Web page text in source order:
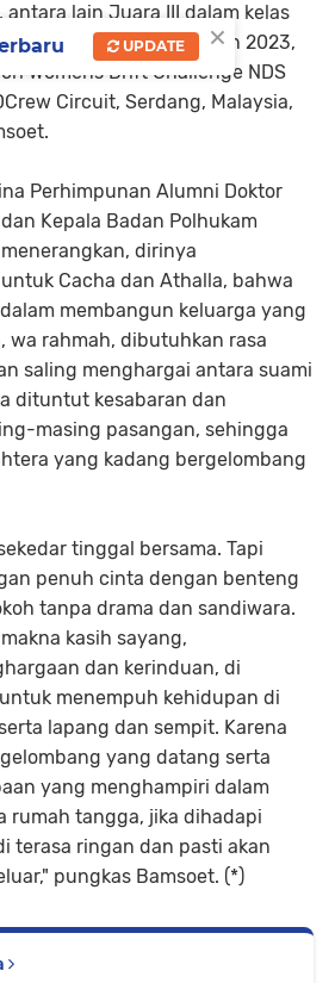
antara lain Juara III dalam kelas
(WDC) Amateur musin 2023,
Womens Drift Challenge NDS
Circuit, Serdang, Malaysia,
Perhimpunan Alumni Doktor
Kepala Badan Polhukam
dirinya
Cacha dan Athalla, bahwa
membangun keluarga yang
wa rahmah, dibutuhkan rasa
saling menghargai antara suami
dituntut kesabaran dan
masing pasangan, sehingga
yang kadang bergelombang
tinggal bersama. Tapi
penuh cinta dengan benteng
tanpa drama dan sandiwara.
kasih sayang,
dan kerinduan, di
menempuh kehidupan di
lapang dan sempit. Karena
yang datang serta
yang menghampiri dalam
rumah tangga, jika dihadapi
terasa ringan dan pasti akan
pungkas Bamsoet. (*)
×
UPDATE